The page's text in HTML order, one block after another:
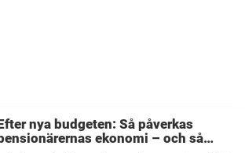
nya budgeten: Så påverkas
ekonomi – och så